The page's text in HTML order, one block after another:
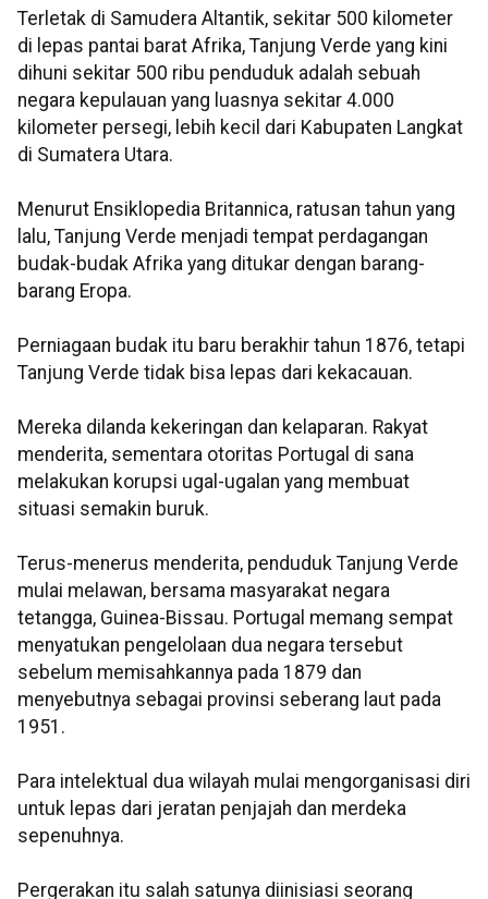
Terletak di Samudera Altantik, sekitar 500 kilometer
di lepas pantai barat Afrika, Tanjung Verde yang kini
dihuni sekitar 500 ribu penduduk adalah sebuah
negara kepulauan yang luasnya sekitar 4.000
kilometer persegi, lebih kecil dari Kabupaten Langkat
di Sumatera Utara.
Menurut Ensiklopedia Britannica, ratusan tahun yang
lalu, Tanjung Verde menjadi tempat perdagangan
budak-budak Afrika yang ditukar dengan barang-
barang Eropa.
Perniagaan budak itu baru berakhir tahun 1876, tetapi
Tanjung Verde tidak bisa lepas dari kekacauan.
Mereka dilanda kekeringan dan kelaparan. Rakyat
menderita, sementara otoritas Portugal di sana
melakukan korupsi ugal-ugalan yang membuat
situasi semakin buruk.
Terus-menerus menderita, penduduk Tanjung Verde
mulai melawan, bersama masyarakat negara
tetangga, Guinea-Bissau. Portugal memang sempat
menyatukan pengelolaan dua negara tersebut
sebelum memisahkannya pada 1879 dan
menyebutnya sebagai provinsi seberang laut pada
1951.
Para intelektual dua wilayah mulai mengorganisasi diri
untuk lepas dari jeratan penjajah dan merdeka
sepenuhnya.
Pergerakan itu salah satunya diinisiasi seorang